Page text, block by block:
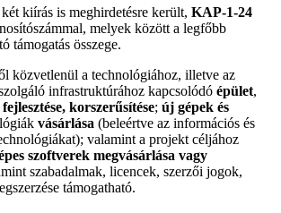
kiírás is meghirdetésre került, KAP-1-24
melyek között a legfőbb
támogatás összege.
közvetlenül a technológiához, illetve az
infrastruktúrához kapcsolódó épület,
fejlesztése, korszerűsítése; új gépek és
vásárlása (beleértve az információs és
valamint a projekt céljához
szoftverek megvásárlása vagy
szabadalmak, licencek, szerzői jogok,
támogatható.